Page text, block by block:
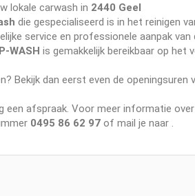
lokale carwash in 2440 Geel
die gespecialiseerd is in het reinigen
service en professionele aanpak
WASH is gemakkelijk bereikbaar op het
Bekijk dan eerst even de openingsuren
een afspraak. Voor meer informatie
0495 86 62 97 of mail je naar .